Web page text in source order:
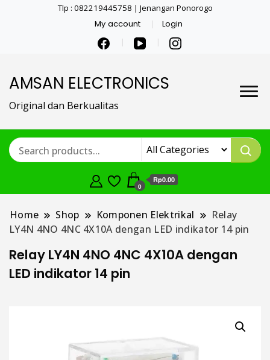
Tlp : 082219445758 | Jenangan Ponorogo
My account Login
AMSAN ELECTRONICS
Original dan Berkualitas
0
Rp0.00
Home Shop Komponen Elektrikal
Relay
LY4N 4NO 4NC 4X10A dengan LED indikator 14 pin
Relay LY4N 4NO 4NC 4X10A dengan
LED indikator 14 pin